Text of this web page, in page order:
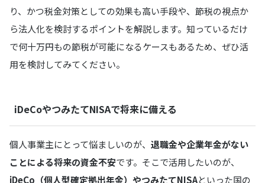
り、かつ税金対策としての効果も高い手段や、節税の視点か
ら法人化を検討するポイントを解説します。知っているだけ
で何十万円もの節税が可能になるケースもあるため、ぜひ活
用を検討してみてください。
iDeCoやつみたてNISAで将来に備える
個人事業主にとって悩ましいのが、 退職金や企業年金がない
ことによる将来の資金不安です。そこで活用したいのが、
iDeCo（個人型確定拠出年金）やつみたてNISAといった国の